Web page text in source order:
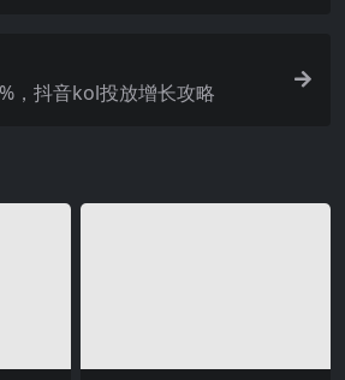
，抖音kol投放增长攻略